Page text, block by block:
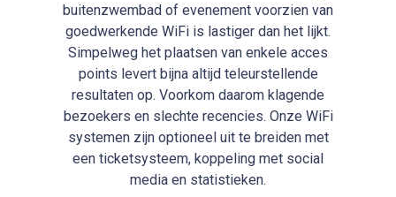
buitenzwembad of evenement voorzien van
goedwerkende WiFi is lastiger dan het lijkt.
Simpelweg het plaatsen van enkele acces
points levert bijna altijd teleurstellende
resultaten op. Voorkom daarom klagende
bezoekers en slechte recencies. Onze WiFi
systemen zijn optioneel uit te breiden met
een ticketsysteem, koppeling met social
media en statistieken.